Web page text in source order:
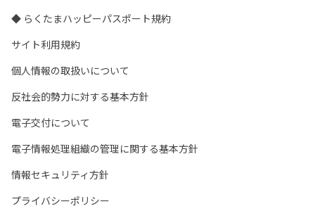
◆ らくたまハッピーパスポート規約
サイト利用規約
個人情報の取扱いについて
反社会的勢力に対する基本方針
電子交付について
電子情報処理組織の管理に関する基本方針
情報セキュリティ方針
プライバシーポリシー